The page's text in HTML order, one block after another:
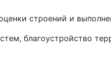
строений и
благоустройство